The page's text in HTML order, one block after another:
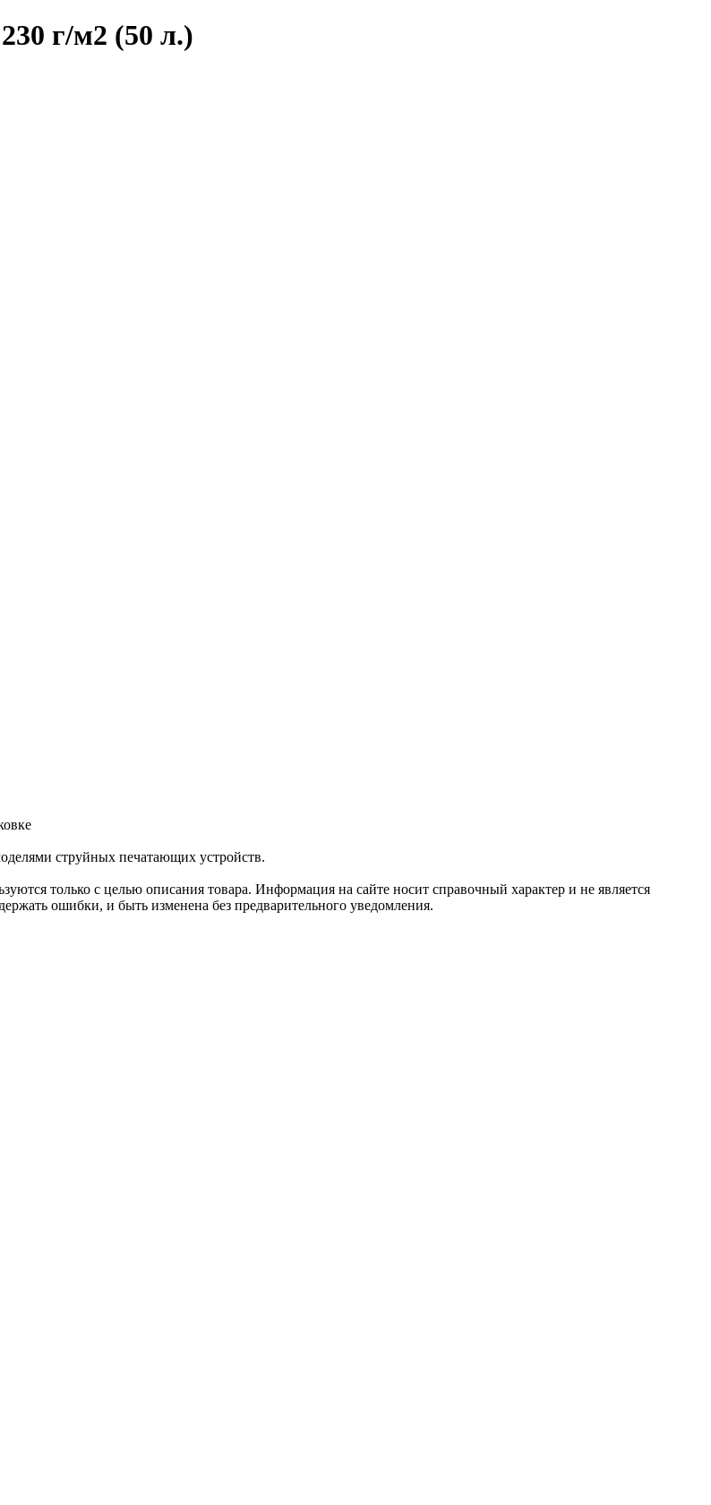
г/м2 (50 л.)
струйных печатающих устройств.
только с целью описания товара. Информация на сайте носит справочный характер и не является
ошибки, и быть изменена без предварительного уведомления.